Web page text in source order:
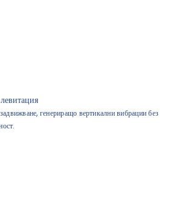
генериращо вертикални вибрации без